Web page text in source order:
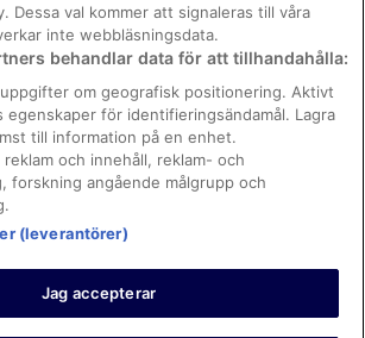
Kontakta oss
och anmäla innehåll
bokning
och tidslinjer
ett företag inom Expedia Group.
Dessa val kommer att signaleras till våra
inte webbläsningsdata.
behandlar data för att tillhandahålla:
om geografisk positionering. Aktivt
egenskaper för identifieringsändamål. Lagra
till information på en enhet.
reklam och innehåll, reklam- och
forskning angående målgrupp och
(leverantörer)
Jag accepterar